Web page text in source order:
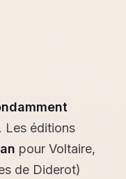
Les éditions
pour Voltaire,
de Diderot)